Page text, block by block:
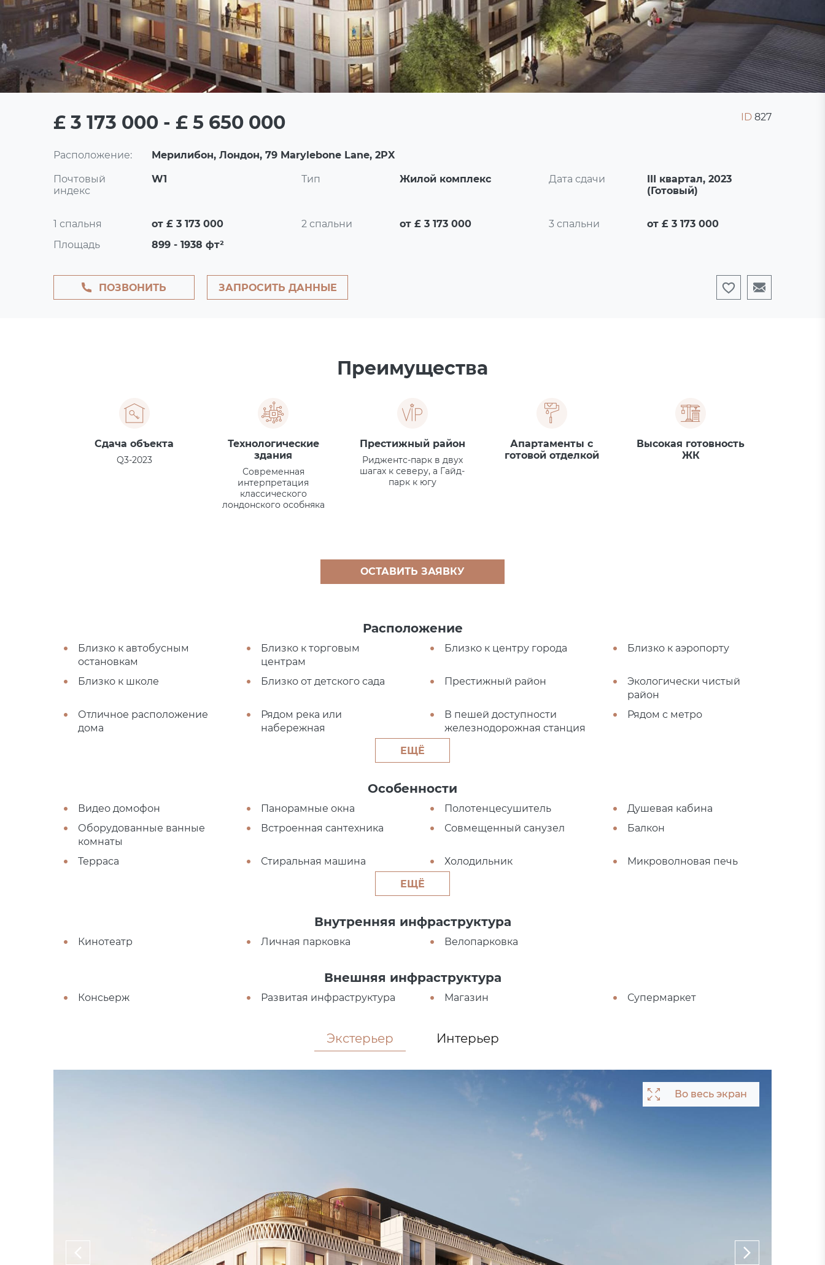
£ 3 173 000 - £ 5 650 000 ID 827
Расположение: Мерилибон, Лондон, 79 Marylebone Lane, 2PX
Почтовый
индекс
W1 Тип Жилой комплекс Дата сдачи
III квартал, 2023
(Готовый)
1 спальня от £ 3 173 000 2 спальни от £ 3 173 000 3 спальни
от £ 3 173 000
Площадь
899 - 1938 фт²
ПОЗВОНИТЬ ЗАПРОСИТЬ ДАННЫЕ
Преимущества
Сдача объекта
Q3-2023
Технологические
здания
Современная
интерпретация
классического
лондонского особняка
Престижный район
Риджентс-парк в двух
шагах к северу, а Гайд-
парк к югу
Апартаменты с
готовой отделкой
Высокая готовность
ЖК
ОСТАВИТЬ ЗАЯВКУ
Расположение
Близко к автобусным
остановкам
Близко к торговым
центрам
Близко к центру города Близко к аэропорту
Близко к школе Близко от детского сада Престижный район
Экологически чистый
район
Отличное расположение
дома
Рядом река или
набережная
В пешей доступности
железнодорожная станция
Рядом с метро
ЕЩЁ
Особенности
Видео домофон Панорамные окна Полотенцесушитель
Душевая кабина
Оборудованные ванные
комнаты
Встроенная сантехника Совмещенный санузел Балкон
Терраса Стиральная машина Холодильник
Микроволновая печь
ЕЩЁ
Внутренняя инфраструктура
Кинотеатр Личная парковка Велопарковка
Внешняя инфраструктура
Консьерж Развитая инфраструктура Магазин Супермаркет
Экстерьер Интерьер
Во весь экран
Во весь экран